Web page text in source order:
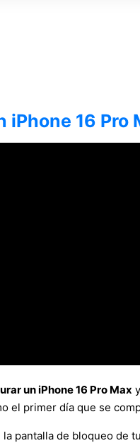
16 Pro
un iPhone 16 Pro Max
el primer día que se
pantalla de bloqueo